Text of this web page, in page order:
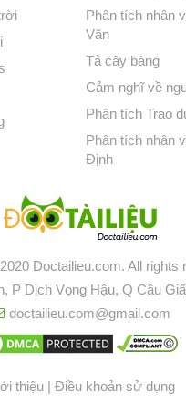
Phân tích nhân
Văn
Tả cây bàng
Cảm nghĩ về
Phân tích Trao
Phân tích nhân
Định
Doctailieu.com. All rights
P Dịch Vọng Hậu, Q Cầu
doctailieu.com@gmail.com
thiệu| Điều khoản sử dụng